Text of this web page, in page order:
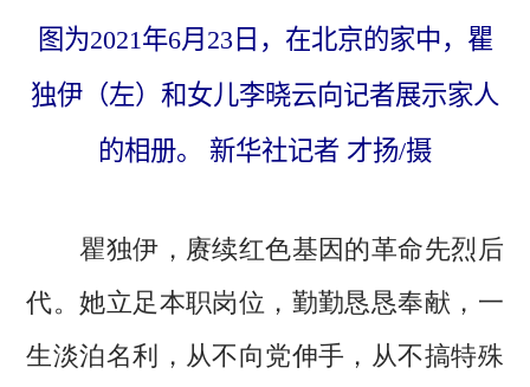
图为2021年6月23日，在北京的家中，瞿
独伊（左）和女儿李晓云向记者展示家人
的相册。 新华社记者 才扬/摄
瞿独伊，赓续红色基因的革命先烈后
代。她立足本职岗位，勤勤恳恳奉献，一
生淡泊名利，从不向党伸手，从不搞特殊